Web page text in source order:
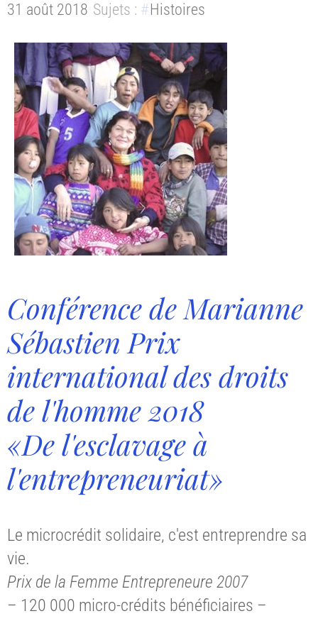
31 août 2018 Sujets : Histoires
Conférence de Marianne
Sébastien Prix
international des droits
de l'homme 2018
«De l'esclavage à
l'entrepreneuriat»
Le microcrédit solidaire, c'est entreprendre sa
vie.
Prix de la Femme Entrepreneure 2007
– 120 000 micro-crédits bénéficiaires –